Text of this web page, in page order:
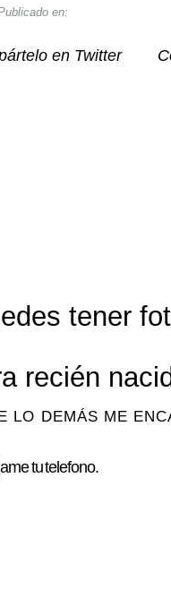
en:
en Twitter
tener
recién
LO DEMÁS ME
tu telefono.